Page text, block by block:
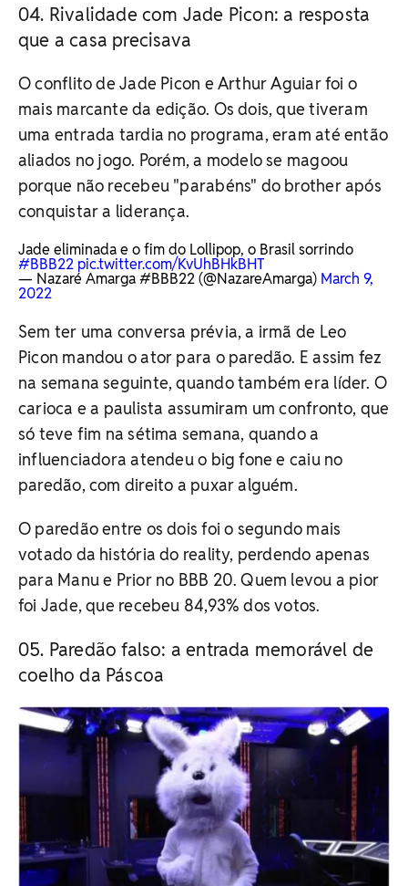
Rivalidade com Jade Picon: a resposta
que a casa precisava
O conflito de Jade Picon e Arthur Aguiar foi o
mais marcante da edição. Os dois, que tiveram
uma entrada tardia no programa, eram até então
aliados no jogo. Porém, a modelo se magoou
porque não recebeu "parabéns" do brother após
conquistar a liderança.
Jade eliminada e o fim do Lollipop, o Brasil sorrindo
#BBB22 pic.twitter.com/KvUhBHkBHT
— Nazaré Amarga #BBB22 (@NazareAmarga) March 9,
2022
Sem ter uma conversa prévia, a irmã de Leo
Picon mandou o ator para o paredão. E assim fez
na semana seguinte, quando também era líder. O
carioca e a paulista assumiram um confronto, que
só teve fim na sétima semana, quando a
influenciadora atendeu o big fone e caiu no
paredão, com direito a puxar alguém.
O paredão entre os dois foi o segundo mais
votado da história do reality, perdendo apenas
para Manu e Prior no BBB 20. Quem levou a pior
foi Jade, que recebeu 84,93% dos votos.
Paredão falso: a entrada memorável de
coelho da Páscoa